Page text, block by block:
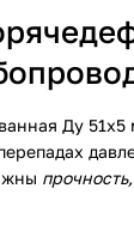
Ду